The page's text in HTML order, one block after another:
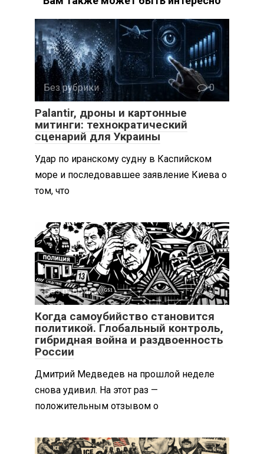
Без рубрики 0
Palantir, дроны и картонные
митинги: технократический
сценарий для Украины
Удар по иранскому судну в Каспийском
море и последовавшее заявление Киева о
том, что
Без рубрики 0
Когда самоубийство становится
политикой. Глобальный контроль,
гибридная война и раздвоенность
России
Дмитрий Медведев на прошлой неделе
снова удивил. На этот раз —
положительным отзывом о